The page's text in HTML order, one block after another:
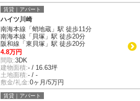
賃貸｜アパート
ハイツ川崎
南海本線「蛸地蔵」駅 徒歩11分
南海本線「貝塚」駅 徒歩20分
阪和線「東貝塚」駅 徒歩20分
4.8万円
間取:3DK
建物面積:- / 16.63坪
土地面積:- / -
敷金/礼金:0ヶ月/5万円
賃貸｜アパート